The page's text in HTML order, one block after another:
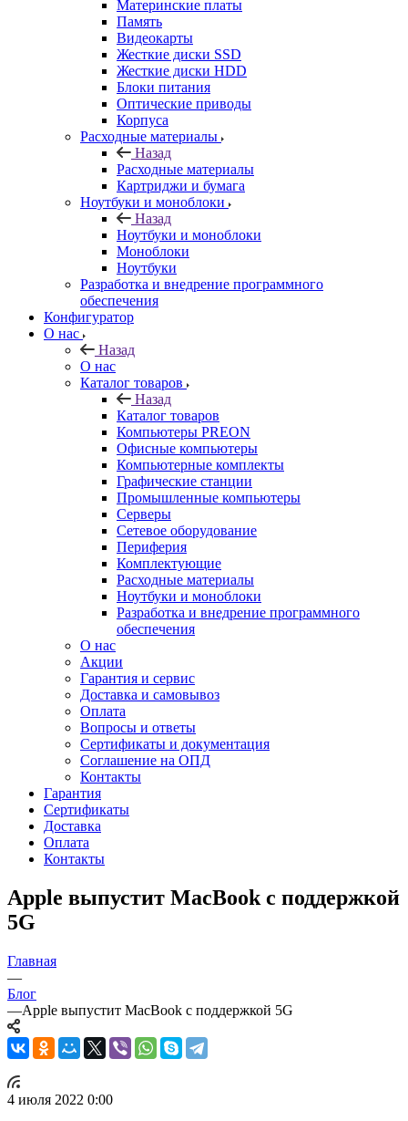
Материнские платы
Память
Видеокарты
Жесткие диски SSD
Жесткие диски HDD
Блоки питания
Оптические приводы
Корпуса
Расходные материалы
Назад
Расходные материалы
Картриджи и бумага
Ноутбуки и моноблоки
Назад
Ноутбуки и моноблоки
Моноблоки
Ноутбуки
Разработка и внедрение программного
обеспечения
Конфигуратор
О нас
Назад
О нас
Каталог товаров
Назад
Каталог товаров
Компьютеры PREON
Офисные компьютеры
Компьютерные комплекты
Графические станции
Промышленные компьютеры
Серверы
Сетевое оборудование
Периферия
Комплектующие
Расходные материалы
Ноутбуки и моноблоки
Разработка и внедрение программного
обеспечения
О нас
Акции
Гарантия и сервис
Доставка и самовывоз
Оплата
Вопросы и ответы
Сертификаты и документация
Соглашение на ОПД
Контакты
Гарантия
Сертификаты
Доставка
Оплата
Контакты
Apple выпустит MacBook с поддержкой
5G
Главная
—
Блог
—Apple выпустит MacBook с поддержкой 5G
4 июля 2022 0:00